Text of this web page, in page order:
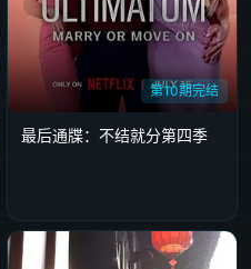
第10期完结
最后通牒：不结就分第四季